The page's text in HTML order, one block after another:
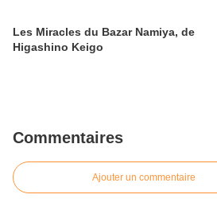
Les Miracles du Bazar Namiya, de
Higashino Keigo
Commentaires
Ajouter un commentaire